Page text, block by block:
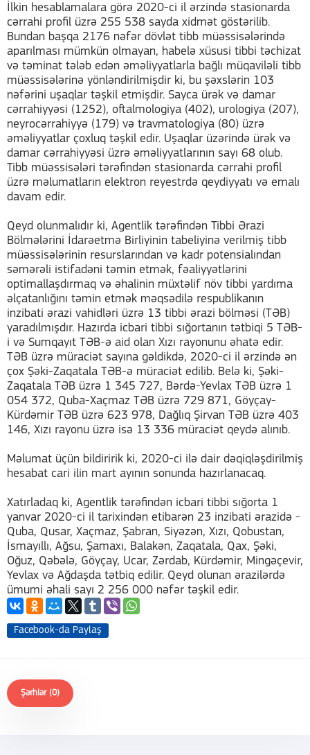
İlkin hesablamalara görə 2020-ci il ərzində stasionarda
cərrahi profil üzrə 255 538 sayda xidmət göstərilib.
Bundan başqa 2176 nəfər dövlət tibb müəssisələrində
aparılması mümkün olmayan, habelə xüsusi tibbi təchizat
və təminat tələb edən əməliyyatlarla bağlı müqaviləli tibb
müəssisələrinə yönləndirilmişdir ki, bu şəxslərin 103
nəfərini uşaqlar təşkil etmişdir. Sayca ürək və damar
cərrahiyyəsi (1252), oftalmologiya (402), urologiya (207),
neyrocərrahiyyə (179) və travmatologiya (80) üzrə
əməliyyatlar çoxluq təşkil edir. Uşaqlar üzərində ürək və
damar cərrahiyyəsi üzrə əməliyyatlarının sayı 68 olub.
Tibb müəssisələri tərəfindən stasionarda cərrahi profil
üzrə məlumatların elektron reyestrdə qeydiyyatı və emalı
davam edir.
Qeyd olunmalıdır ki, Agentlik tərəfindən Tibbi Ərazi
Bölmələrini İdarəetmə Birliyinin tabeliyinə verilmiş tibb
müəssisələrinin resurslarından və kadr potensialından
səmərəli istifadəni təmin etmək, fəaliyyətlərini
optimallaşdırmaq və əhalinin müxtəlif növ tibbi yardıma
əlçatanlığını təmin etmək məqsədilə respublikanın
inzibati ərazi vahidləri üzrə 13 tibbi ərazi bölməsi (TƏB)
yaradılmışdır. Hazırda icbari tibbi sığortanın tətbiqi 5 TƏB-
i və Sumqayıt TƏB-ə aid olan Xızı rayonunu əhatə edir.
TƏB üzrə müraciət sayına gəldikdə, 2020-ci il ərzində ən
çox Şəki-Zaqatala TƏB-ə müraciət edilib. Belə ki, Şəki-
Zaqatala TƏB üzrə 1 345 727, Bərdə-Yevlax TƏB üzrə 1
054 372, Quba-Xaçmaz TƏB üzrə 729 871, Göyçay-
Kürdəmir TƏB üzrə 623 978, Dağlıq Şirvan TƏB üzrə 403
146, Xızı rayonu üzrə isə 13 336 müraciət qeydə alınıb.
Məlumat üçün bildiririk ki, 2020-ci ilə dair dəqiqləşdirilmiş
hesabat cari ilin mart ayının sonunda hazırlanacaq.
Xatırladaq ki, Agentlik tərəfindən icbari tibbi sığorta 1
yanvar 2020-ci il tarixindən etibarən 23 inzibati ərazidə -
Quba, Qusar, Xaçmaz, Şabran, Siyəzən, Xızı, Qobustan,
İsmayıllı, Ağsu, Şamaxı, Balakən, Zaqatala, Qax, Şəki,
Oğuz, Qəbələ, Göyçay, Ucar, Zərdab, Kürdəmir, Mingəçevir,
Yevlax və Ağdaşda tətbiq edilir. Qeyd olunan ərazilərdə
ümumi əhali sayı 2 256 000 nəfər təşkil edir.
Facebook-da Paylaş
Şərhlər (0)